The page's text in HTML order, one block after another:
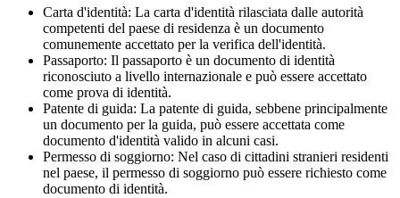
Carta d'identità: La carta d'identità rilasciata dalle autorità
competenti del paese di residenza è un documento
comunemente accettato per la verifica dell'identità.
Passaporto: Il passaporto è un documento di identità
riconosciuto a livello internazionale e può essere accettato
come prova di identità.
Patente di guida: La patente di guida, sebbene principalmente
un documento per la guida, può essere accettata come
documento d'identità valido in alcuni casi.
Permesso di soggiorno: Nel caso di cittadini stranieri residenti
nel paese, il permesso di soggiorno può essere richiesto come
documento di identità.